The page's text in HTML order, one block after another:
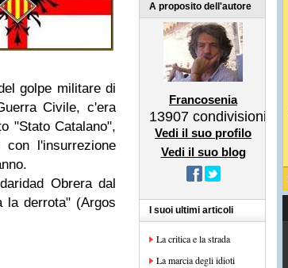
golpe militare di
Civile, c'era
"Stato Catalano",
l'insurrezione
Obrera dal
la derrota" (Argos
A proposito dell'autore
Francosenia
13907 condivisioni
Vedi il suo profilo
Vedi il suo blog
I suoi ultimi articoli
La critica e la strada
La marcia degli idioti